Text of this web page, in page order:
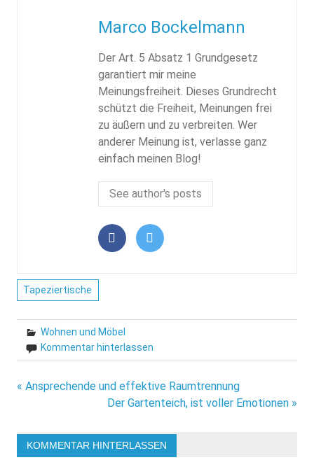
Marco Bockelmann
Der Art. 5 Absatz 1 Grundgesetz
garantiert mir meine
Meinungsfreiheit. Dieses Grundrecht
schützt die Freiheit, Meinungen frei
zu äußern und zu verbreiten. Wer
anderer Meinung ist, verlasse ganz
einfach meinen Blog!
See author's posts
Tapeziertische
Wohnen und Möbel
Kommentar hinterlassen
Beitragsnavigation
« Ansprechende und effektive Raumtrennung
Der Gartenteich, ist voller Emotionen »
KOMMENTAR HINTERLASSEN